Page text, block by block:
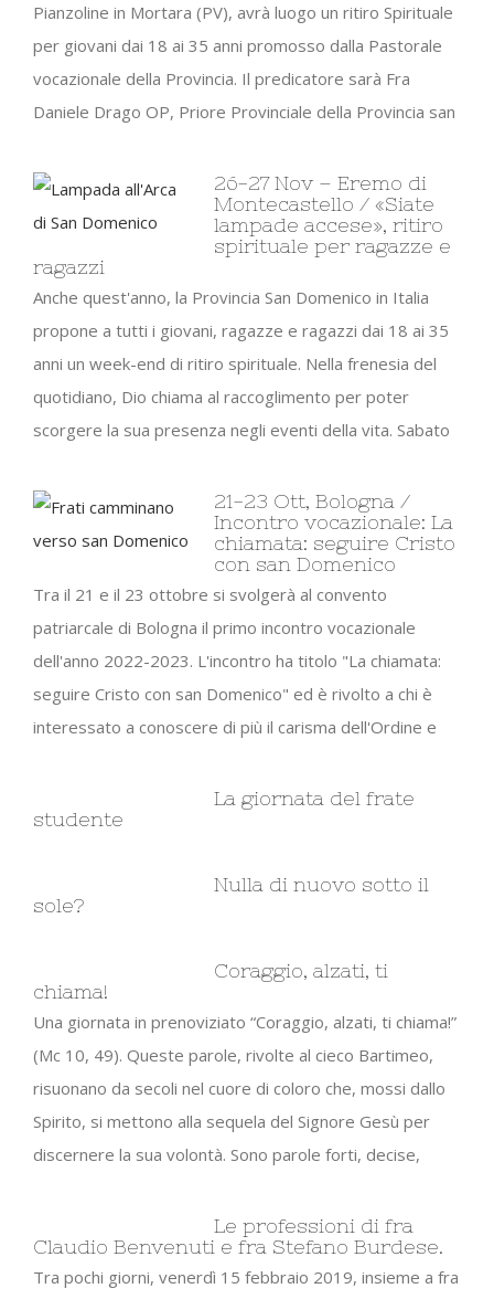
Pianzoline in Mortara (PV), avrà luogo un ritiro Spirituale
per giovani dai 18 ai 35 anni promosso dalla Pastorale
vocazionale della Provincia. Il predicatore sarà Fra
Daniele Drago OP, Priore Provinciale della Provincia san
26-27 Nov – Eremo di
Montecastello / «Siate
lampade accese», ritiro
spirituale per ragazze e
ragazzi
Anche quest'anno, la Provincia San Domenico in Italia
propone a tutti i giovani, ragazze e ragazzi dai 18 ai 35
anni un week-end di ritiro spirituale. Nella frenesia del
quotidiano, Dio chiama al raccoglimento per poter
scorgere la sua presenza negli eventi della vita. Sabato
21-23 Ott, Bologna /
Incontro vocazionale: La
chiamata: seguire Cristo
con san Domenico
Tra il 21 e il 23 ottobre si svolgerà al convento
patriarcale di Bologna il primo incontro vocazionale
dell'anno 2022-2023. L'incontro ha titolo "La chiamata:
seguire Cristo con san Domenico" ed è rivolto a chi è
interessato a conoscere di più il carisma dell'Ordine e
La giornata del frate
studente
Nulla di nuovo sotto il
sole?
Coraggio, alzati, ti
chiama!
Una giornata in prenoviziato “Coraggio, alzati, ti chiama!”
(Mc 10, 49). Queste parole, rivolte al cieco Bartimeo,
risuonano da secoli nel cuore di coloro che, mossi dallo
Spirito, si mettono alla sequela del Signore Gesù per
discernere la sua volontà. Sono parole forti, decise,
Le professioni di fra
Claudio Benvenuti e fra Stefano Burdese.
Tra pochi giorni, venerdì 15 febbraio 2019, insieme a fra